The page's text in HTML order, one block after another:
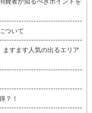
ついて
すます人気の出るエリア
？！